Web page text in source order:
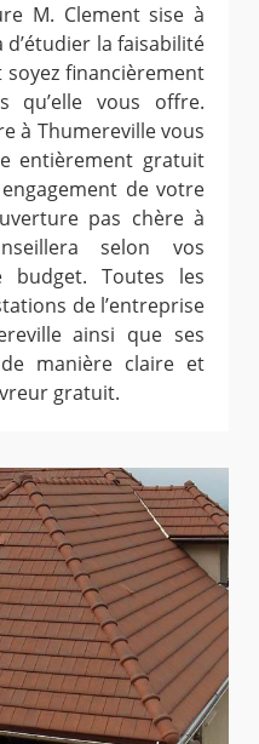
M. Clement sise à
la faisabilité
financièrement
qu’elle vous offre.
à Thumereville vous
entièrement gratuit
de votre
pas chère à
selon vos
Toutes les
de l’entreprise
ainsi que ses
manière claire et
gratuit.